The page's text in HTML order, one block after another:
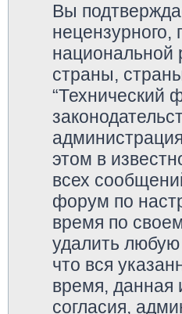
Вы
нецензурного,
национальной
страны,
“Технический
этом в
всех
форум по
время по
удалить
что вся
время, данная
согласия,